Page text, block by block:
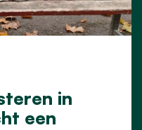
in
een